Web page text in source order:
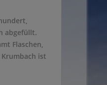
abgefüllt.
Flaschen,
ist